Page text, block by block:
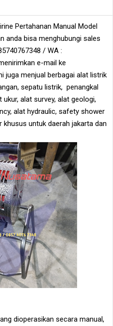
Pertahanan Manual Model
anda bisa menghubungi sales
/ WA :
e-mail ke
juga menjual berbagai alat listrik
sepatu listrik, penangkal
alat survey, alat geologi,
alat hydraulic, safety shower
khusus untuk daerah jakarta dan
dioperasikan secara manual,